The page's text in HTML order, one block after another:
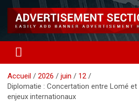
Accueil 2026 juin
12
Diplomatie : Concertation entre Lomé
enjeux internationaux